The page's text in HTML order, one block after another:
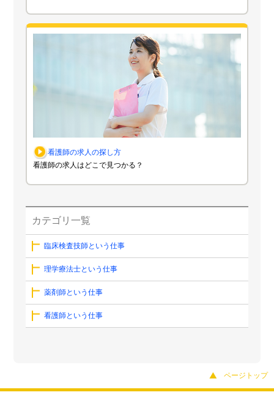
看護師の求人の探し方
看護師の求人はどこで見つかる？
カテゴリ一覧
臨床検査技師という仕事
理学療法士という仕事
薬剤師という仕事
看護師という仕事
ページトップ